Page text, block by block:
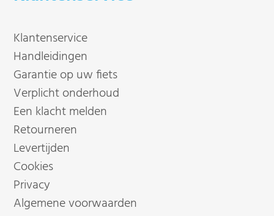
Klantenservice
Handleidingen
Garantie op uw fiets
Verplicht onderhoud
Een klacht melden
Retourneren
Levertijden
Cookies
Privacy
Algemene voorwaarden